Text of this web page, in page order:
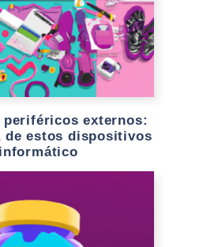
periféricos externos:
de estos dispositivos